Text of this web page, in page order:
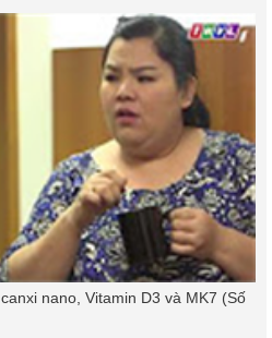
nano, Vitamin D3 và MK7 (Số